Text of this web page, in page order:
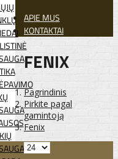
APIE MUS
KONTAKTAI
FENIX
Pagrindinis
Pirkite pagal
gamintoją
Fenix